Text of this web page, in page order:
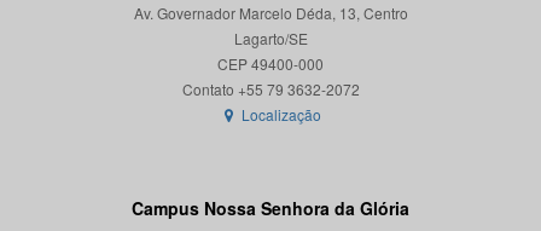
Av. Governador Marcelo Déda, 13, Centro
Lagarto/SE
CEP 49400-000
Localização
Campus Nossa Senhora da Glória